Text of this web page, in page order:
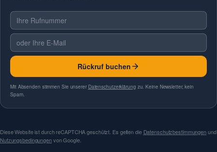
Telefonnummer
E-Mail
Rückruf buchen
Mit Absenden stimmen Sie unserer Datenschutzerklärung zu. Keine Newsletter, kein
Spam.
Diese Website ist durch reCAPTCHA geschützt. Es gelten die Datenschutzbestimmungenund
Nutzungsbedingungenvon Google.